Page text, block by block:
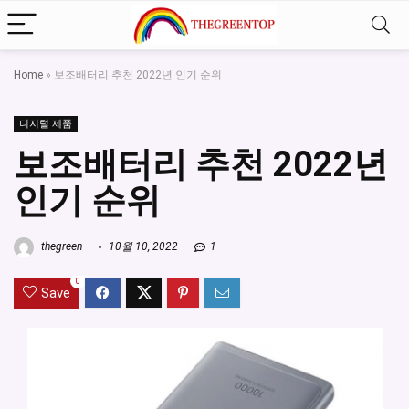
Home » 보조배터리 추천 2022년 인기 순위
디지털 제품
보조배터리 추천 2022년
인기 순위
thegreen 10월 10, 2022 1
Save
0